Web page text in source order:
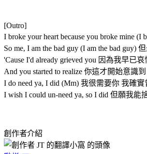
[Outro]
I broke your heart because you broke mine
So me, I am the bad guy (I am the bad guy)
'Cause I'd already grieved you 因為我早已
And you started to realize 你這才開始意識到
I do need ya, I did (Mm) 我很需要你 我確
I wish I could un-need ya, so I did 但願我
創作者介紹